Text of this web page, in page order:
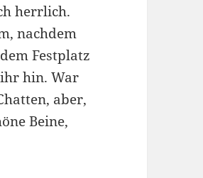
herrlich.
nachdem
Festplatz
hin. War
aber,
Beine,